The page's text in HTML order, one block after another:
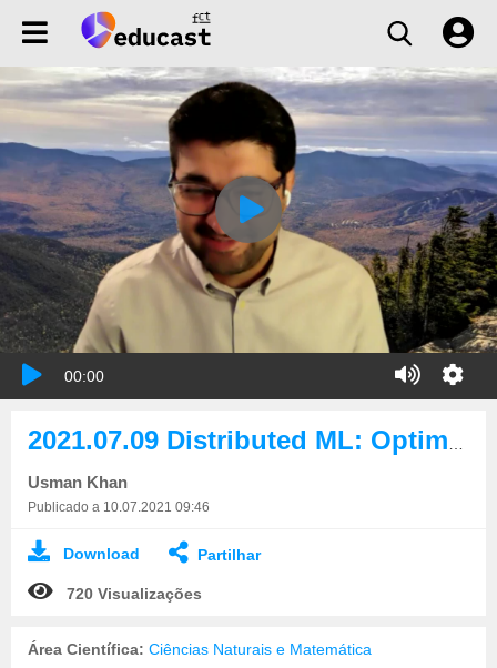
00:00
Usman Khan
Publicado a 10.07.2021 09:46
Download Partilhar
720 Visualizações
Área Científica: Ciências Naturais e Matemática